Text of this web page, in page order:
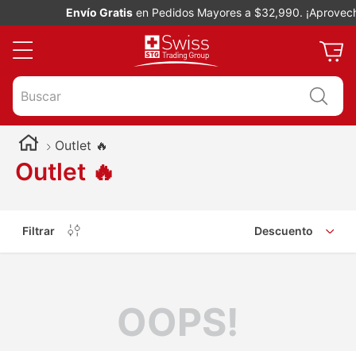
Envío Gratisen Pedidos Mayores a $32,990.
Buscar
Outlet 🔥
Outlet 🔥
Filtrar Descuento
OOPS!